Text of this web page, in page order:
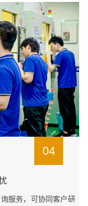
04
服务，可协同客户研